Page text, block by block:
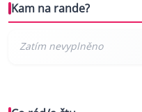
Kam na rande?